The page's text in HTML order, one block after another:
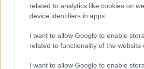
related to analytics like cookies on
device identifiers in apps.
I want to allow Google to enable
related to functionality of the website
I want to allow Google to enable